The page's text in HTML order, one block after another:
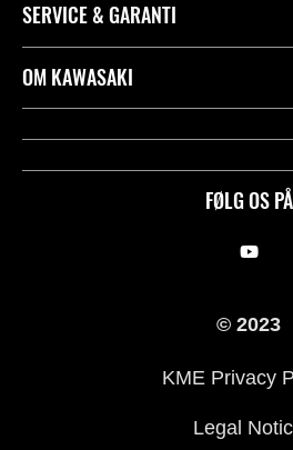
FØLG OS PÅ
SERVICE & GARANTI
Kontakt
OM KAWASAKI
Mission & værdier
© 2023
KME Privacy
Legal